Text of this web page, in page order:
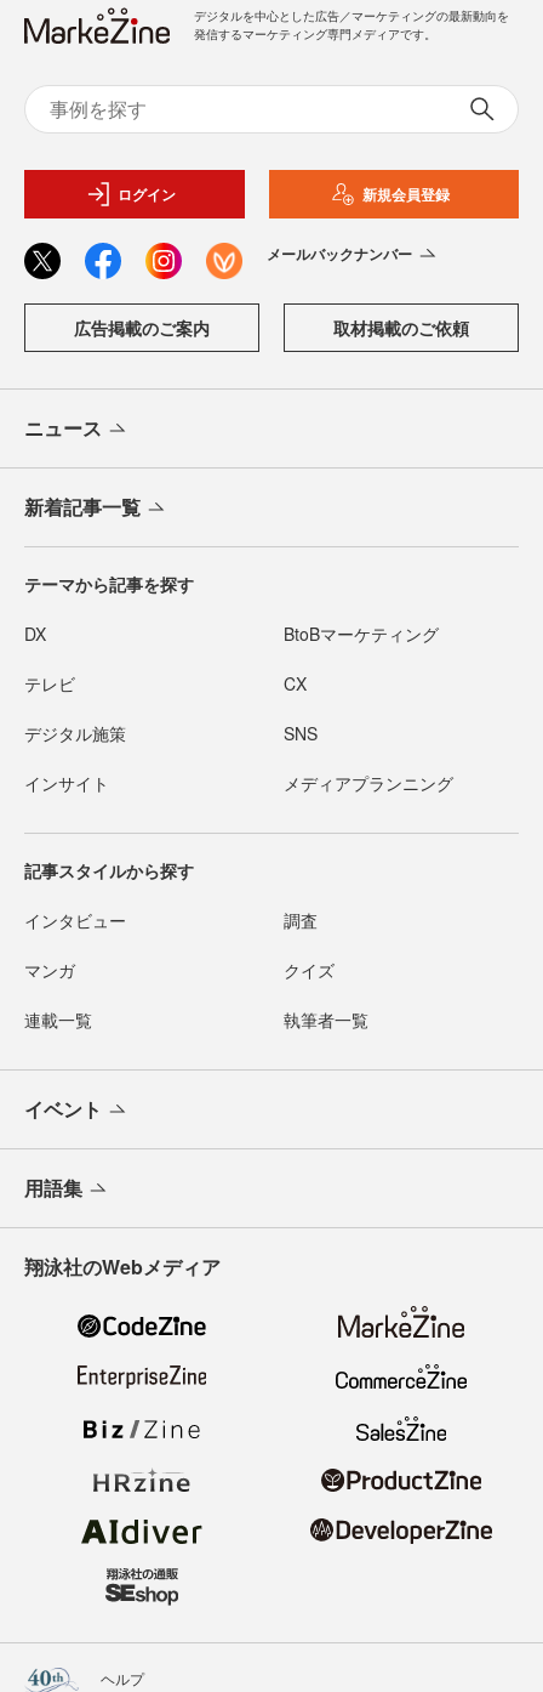
デジタルを中心とした広告／マーケティングの最新動向を
発信するマーケティング専門メディアです。
ログイン 新規会員登録
メールバックナンバー
広告掲載のご案内 取材掲載のご依頼
ニュース
新着記事一覧
テーマから記事を探す
DX BtoBマーケティング
テレビ CX
デジタル施策 SNS
インサイト メディアプランニング
記事スタイルから探す
インタビュー 調査
マンガ クイズ
連載一覧 執筆者一覧
イベント
用語集
翔泳社のWebメディア
ヘルプ